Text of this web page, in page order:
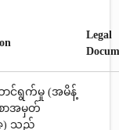
Legal
င်ရွက်မှု (အမိန့်
စာအမှတ်
၉) သည်